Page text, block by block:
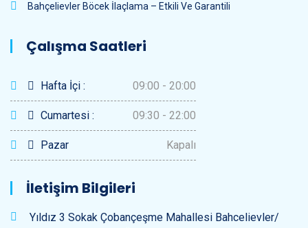
Bahçelievler Böcek İlaçlama – Etkili Ve Garantili
Çalışma Saatleri
Hafta İçi : 09:00 - 20:00
Cumartesi : 09:30 - 22:00
Pazar Kapalı
İletişim Bilgileri
Yıldız 3 Sokak Çobançeşme Mahallesi Bahcelievler/